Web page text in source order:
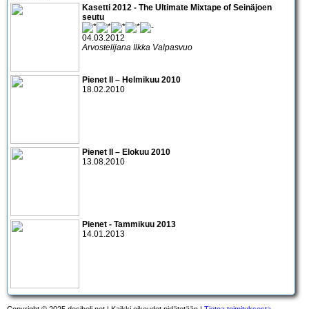
Kasetti 2012 - The Ultimate Mixtape of Seinäjoen
seutu
04.03.2012
Arvostelijana Ilkka Valpasvuo
Pienet II – Helmikuu 2010
18.02.2010
Pienet II – Elokuu 2010
13.08.2010
Pienet - Tammikuu 2013
14.01.2013